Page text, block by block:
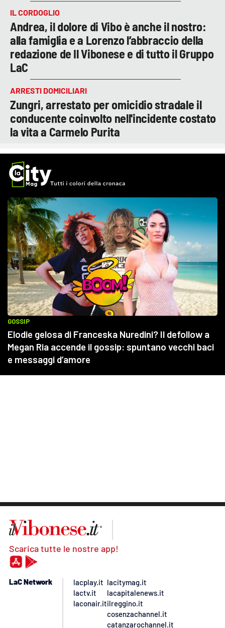
IL CORDOGLIO
Andrea, il dolore di Vibo è anche il nostro:
alla famiglia e a Lorenzo l’abbraccio della
redazione de Il Vibonese e di tutto il Gruppo
LaC
ARRESTI DOMICILIARI
Zungri, arrestato per omicidio stradale il
conducente coinvolto nell'incidente costato
la vita a Carmelo Purita
Scarica tutte le nostre app!
LaC Network
lacplay.it
lactv.it
laconair.it
lacitymag.it
lacapitalenews.it
ilreggino.it
cosenzachannel.it
catanzarochannel.it